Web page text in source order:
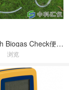
英国Geotech Biogas Check便携式沼气分析仪
浏览